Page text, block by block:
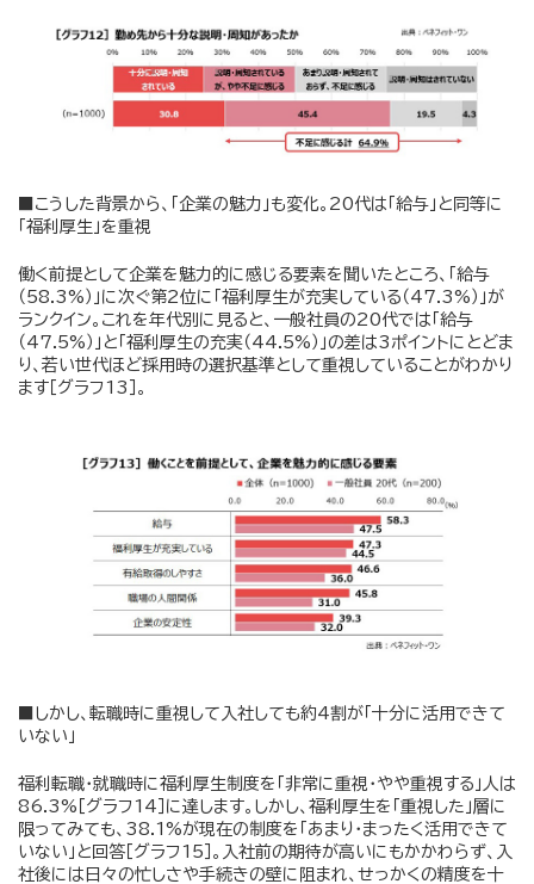
■こうした背景から、「企業の魅力」も変化。20代は「給与」と同等に
「福利厚生」を重視
働く前提として企業を魅力的に感じる要素を聞いたところ、「給与
（58.3%）」に次ぐ第2位に「福利厚生が充実している（47.3%）」が
ランクイン。これを年代別に見ると、一般社員の20代では「給与
（47.5%）」と「福利厚生の充実（44.5%）」の差は3ポイントにとどま
り、若い世代ほど採用時の選択基準として重視していることがわかり
ます［グラフ13］。
■しかし、転職時に重視して入社しても約4割が「十分に活用できて
いない」
福利転職・就職時に福利厚生制度を「非常に重視・やや重視する」人は
86.3%［グラフ14］に達します。しかし、福利厚生を「重視した」層に
限ってみても、38.1%が現在の制度を「あまり・まったく活用できて
いない」と回答［グラフ15］。入社前の期待が高いにもかかわらず、入
社後には日々の忙しさや手続きの壁に阻まれ、せっかくの精度を十